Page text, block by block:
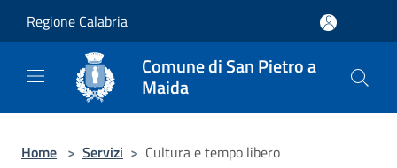
Regione Calabria
Comune di San Pietro a
Maida
Home > Servizi > Cultura e tempo libero